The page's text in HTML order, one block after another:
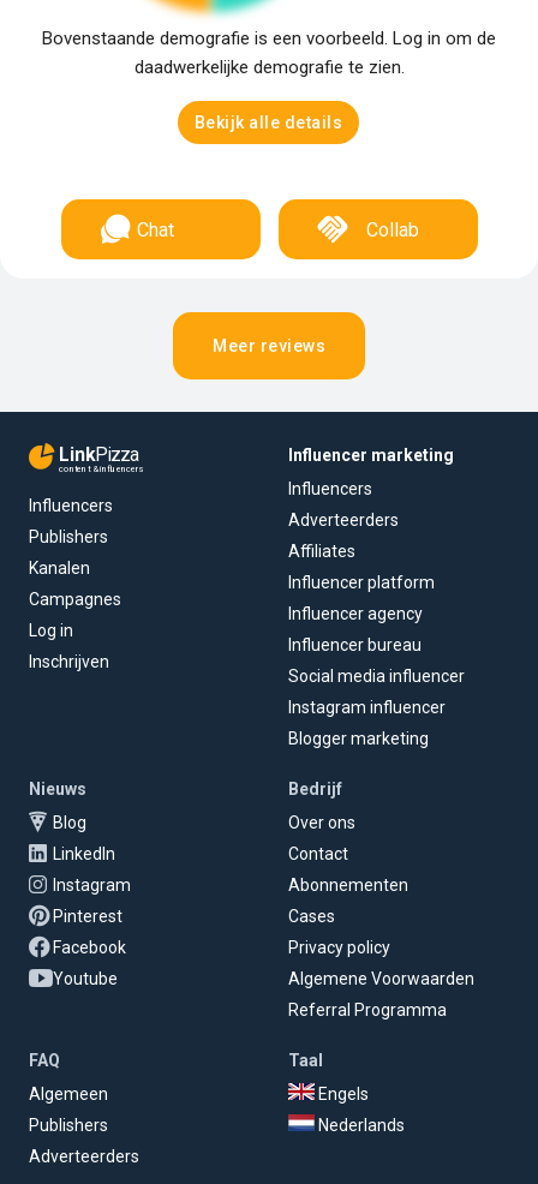
Bovenstaande demografie is een voorbeeld. Log in om de
daadwerkelijke demografie te zien.
Bekijk alle details
Chat Collab
Meer reviews
LinkPizza
content & influencers
Influencers
Publishers
Kanalen
Campagnes
Log in
Inschrijven
Influencer marketing
Influencers
Adverteerders
Affiliates
Influencer platform
Influencer agency
Influencer bureau
Social media influencer
Instagram influencer
Blogger marketing
Nieuws
Blog
LinkedIn
Instagram
Pinterest
Facebook
Youtube
Bedrijf
Over ons
Contact
Abonnementen
Cases
Privacy policy
Algemene Voorwaarden
Referral Programma
FAQ
Algemeen
Publishers
Adverteerders
Taal
Engels
Nederlands